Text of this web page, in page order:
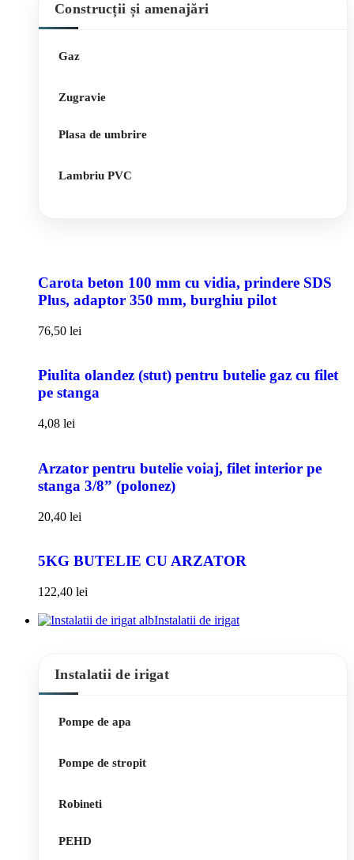
Construcții și amenajări
Gaz
Zugravie
Plasa de umbrire
Lambriu PVC
Carota beton 100 mm cu vidia, prindere SDS
Plus, adaptor 350 mm, burghiu pilot
76,50 lei
Piulita olandez (stut) pentru butelie gaz cu filet
pe stanga
4,08 lei
Arzator pentru butelie voiaj, filet interior pe
stanga 3/8” (polonez)
20,40 lei
5KG BUTELIE CU ARZATOR
122,40 lei
Instalatii de irigat
Instalatii de irigat
Pompe de apa
Pompe de stropit
Robineti
PEHD